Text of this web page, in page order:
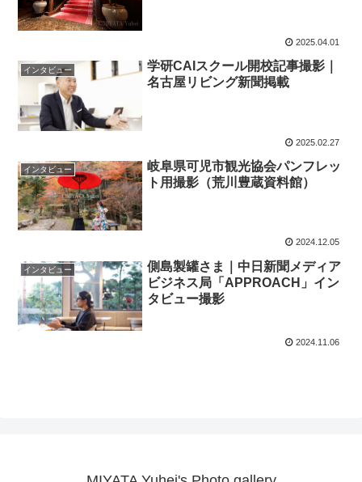
2025.04.01
インタビュー
学研CAIスクール開校記事撮影｜
名古屋リビング新聞掲載
2025.02.27
インタビュー
岐阜県可児市観光協会パンフレッ
ト用撮影（荒川豊蔵資料館）
2024.12.05
インタビュー
側島製罐さま｜中日新聞メディア
ビジネス局「APPROACH」イン
タビュー撮影
2024.11.06